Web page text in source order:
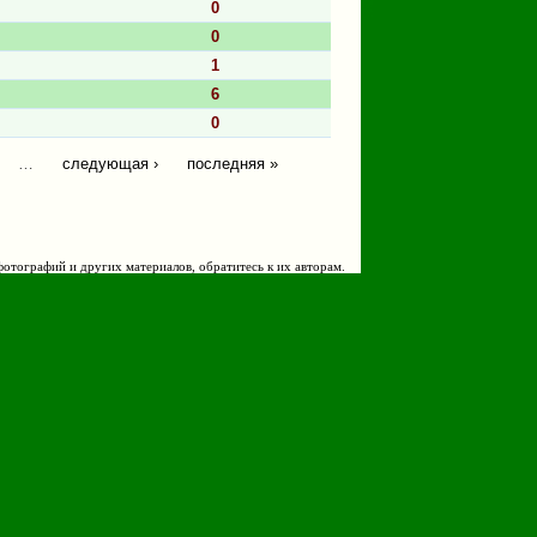
0
0
1
6
0
следующая › последняя »
и других материалов, обратитесь к их авторам.